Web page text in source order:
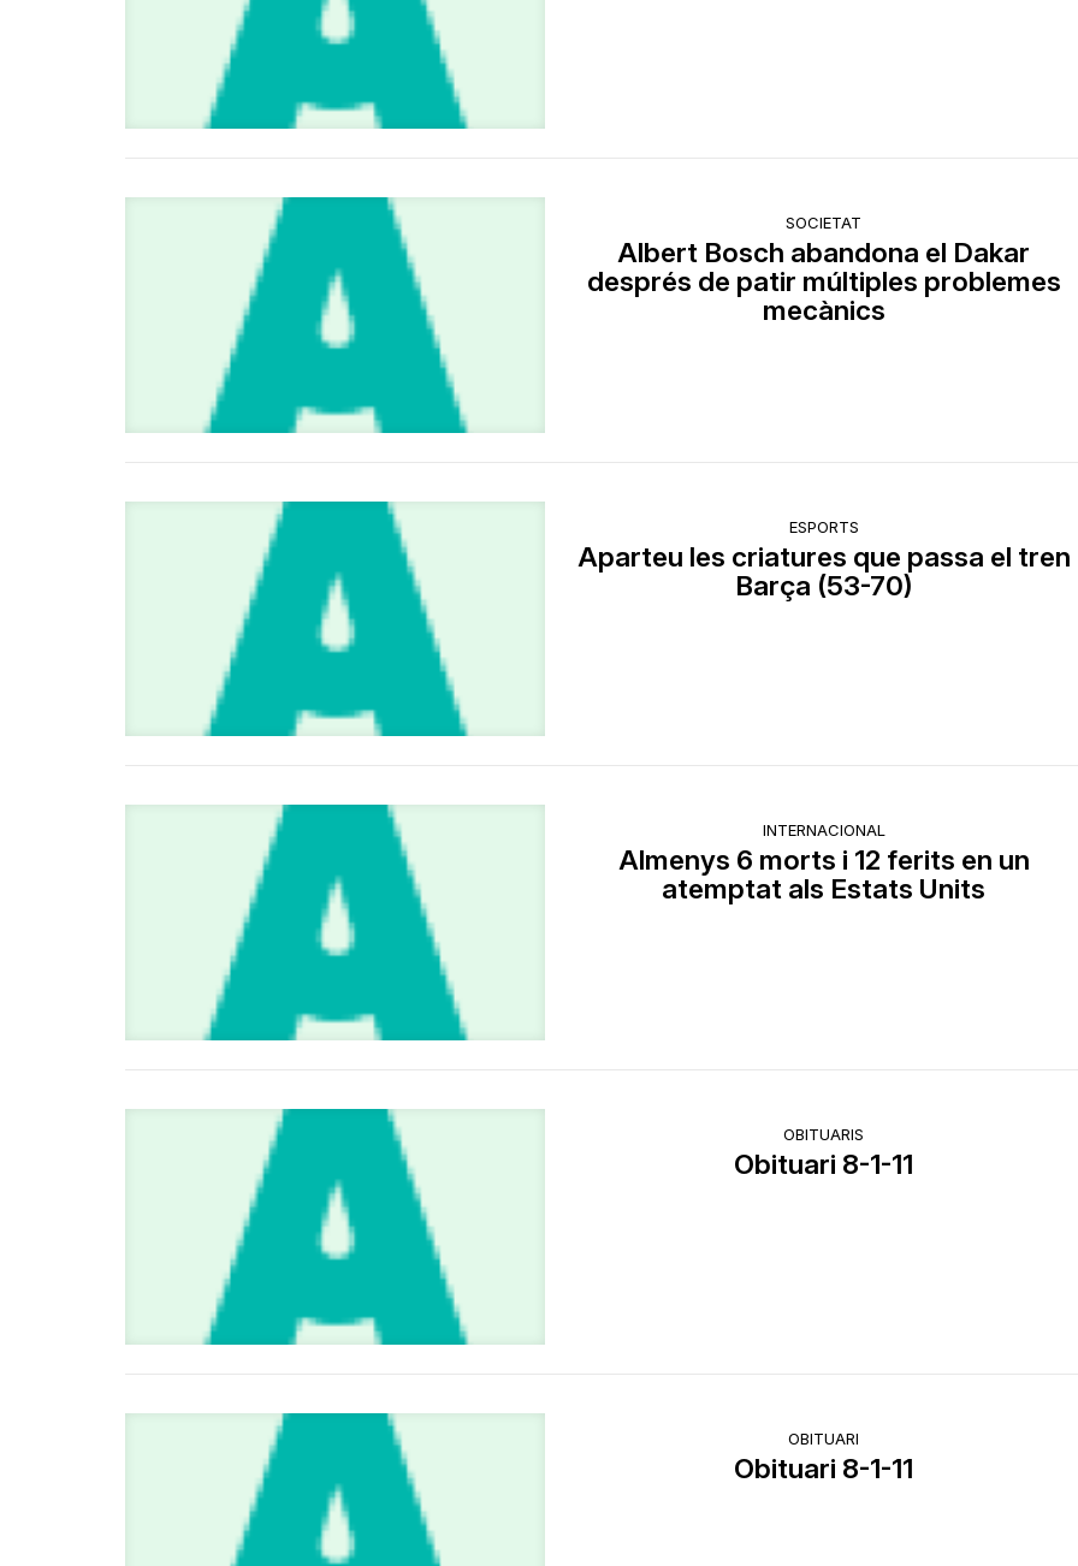
SOCIETAT
Albert Bosch abandona el Dakar
després de patir múltiples problemes
mecànics
ESPORTS
Aparteu les criatures que passa el tren
Barça (53-70)
INTERNACIONAL
Almenys 6 morts i 12 ferits en un
atemptat als Estats Units
OBITUARIS
Obituari 8-1-11
OBITUARI
Obituari 8-1-11